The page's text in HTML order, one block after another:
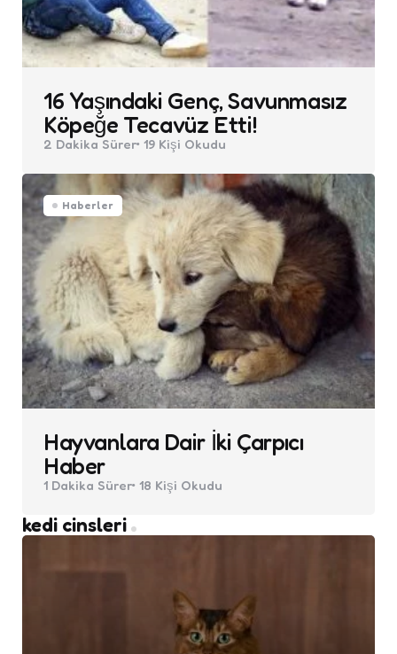
16 Yaşındaki Genç, Savunmasız
Köpeğe Tecavüz Etti!
2 Dakika Sürer 19 Kişi Okudu
Haberler
Hayvanlara Dair İki Çarpıcı
Haber
1 Dakika Sürer 18 Kişi Okudu
kedi cinsleri